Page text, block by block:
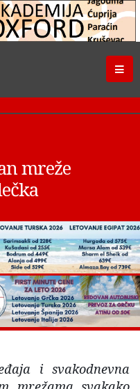
mreže
i svakodnevna